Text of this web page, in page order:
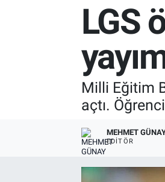
LGS
Milli Eğitim
açtı.
MEHMET
EDITÖR
Kapadokya
Kültür - Sanat
Nevşehir Trafik Yoğunluk
Süper Lig Puan Durumu ve
Tüm Manşetler
Son Dakika Haberleri
Haber Arşivi